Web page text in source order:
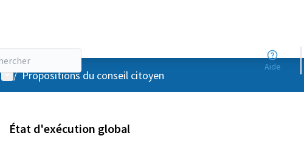
Aide
Menu utilisateur
/ Propositions du conseil citoyen
État d'exécution global